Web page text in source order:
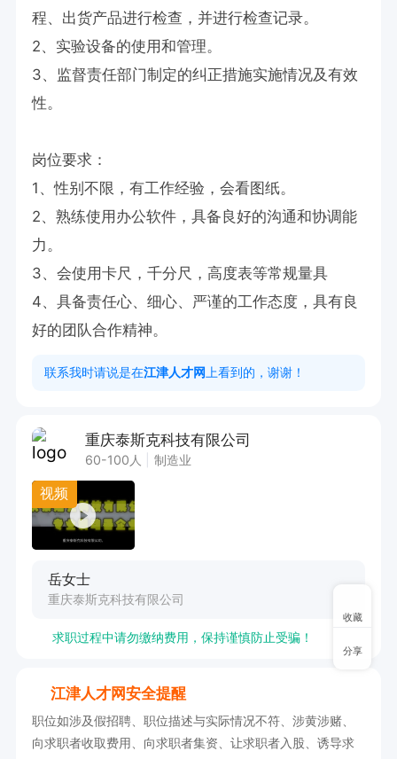
程、出货产品进行检查，并进行检查记录。
2、实验设备的使用和管理。
3、监督责任部门制定的纠正措施实施情况及有效
性。
岗位要求：
1、性别不限，有工作经验，会看图纸。
2、熟练使用办公软件，具备良好的沟通和协调能
力。
3、会使用卡尺，千分尺，高度表等常规量具
4、具备责任心、细心、严谨的工作态度，具有良
好的团队合作精神。
联系我时请说是在江津人才网 上看到的，谢谢！
重庆泰斯克科技有限公司
60-100人 制造业
视频
岳女士
重庆泰斯克科技有限公司
求职过程中请勿缴纳费用，保持谨慎防止受骗！
江津人才网安全提醒
职位如涉及假招聘、职位描述与实际情况不符、涉黄涉赌、
向求职者收取费用、向求职者集资、让求职者入股、诱导求
收藏
分享